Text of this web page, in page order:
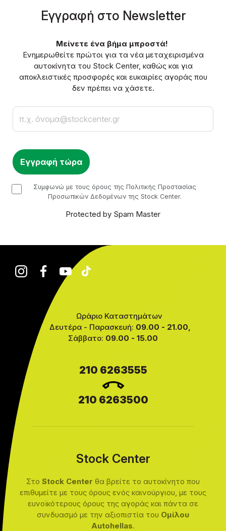
Eγγραφή στο Νewsletter
Μείνετε ένα βήμα μπροστά!
Ενημερωθείτε πρώτοι για τα νέα μεταχειρισμένα
αυτοκίνητα του Stock Center, καθώς και για
αποκλειστικές προσφορές και ευκαιρίες αγοράς που
δεν πρέπει να χάσετε.
checkbox
Συμφωνώ με τους όρους της Πολιτικής Προστασίας
Προσωπικών Δεδομένων της Stock Center.
Protected by Spam Master
Ωράριο Καταστημάτων
Δευτέρα - Παρασκευή: 09.00 - 21.00,
Σάββατο: 09.00 - 15.00
210 6263555
210 6263500
Stock Center
Στο Stock Center θα βρείτε το αυτοκίνητο που
επιθυμείτε με τους όρους ενός καινούργιου, με τους
ευνοϊκότερους όρους της αγοράς και πάντα σε
συνδυασμό με την αξιοπιστία του Ομίλου
Autohellas.